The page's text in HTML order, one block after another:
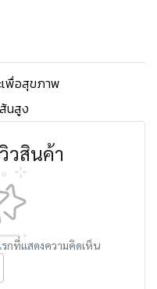
เพื่อสุขภาพ
นสูง
วสินค้า
กที่แสดงความคิดเห็น